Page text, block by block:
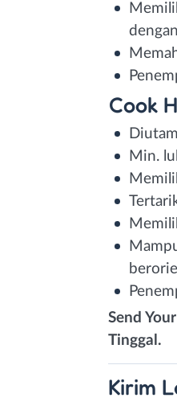
Cook
Min.
Send
Tinggal.
Kirim